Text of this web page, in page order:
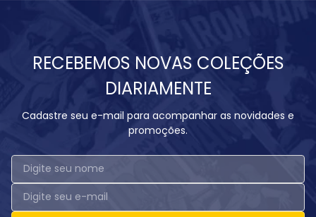
RECEBEMOS NOVAS COLEÇÕES
DIARIAMENTE
Cadastre seu e-mail para acompanhar as novidades e
promoções.